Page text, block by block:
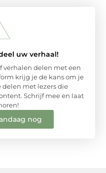
uw verhaal!
verhalen delen met een
krijg je de kans om je
met lezers die
Schrijf mee en laat
nog